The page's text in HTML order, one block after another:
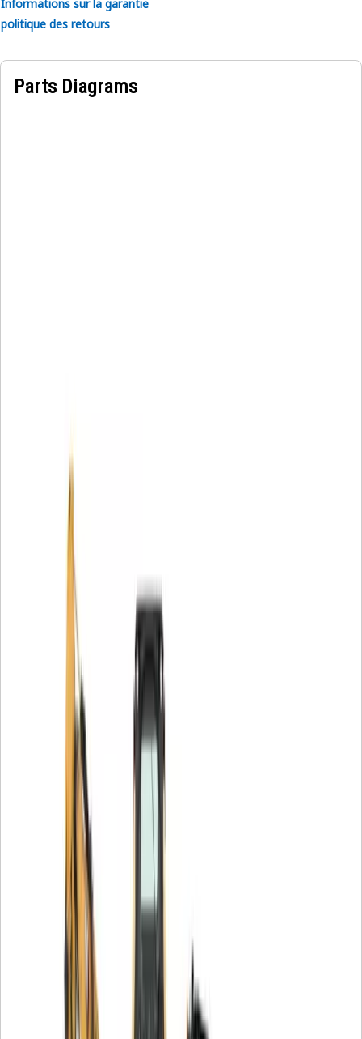
Informations sur la garantie
politique des retours
Parts Diagrams